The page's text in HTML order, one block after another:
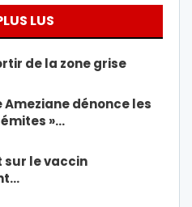
LUS
de la zone grise
Ameziane dénonce les
»…
le vaccin